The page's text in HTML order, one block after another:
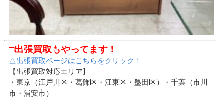
□出張買取もやってます！
△出張買取ページはこちらをクリック！
【出張買取対応エリア】
・東京（江戸川区・葛飾区・江東区・墨田区）・千葉（市川
市・浦安市）